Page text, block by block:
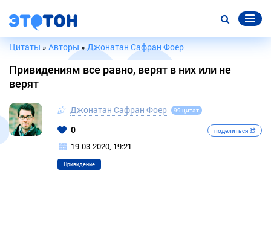
Цитаты » Авторы »Джонатан Сафран Фоер
Привидениям все равно, верят в них или не
верят
Джонатан Сафран Фоер 99 цитат
0 поделиться
19-03-2020, 19:21
Привидение